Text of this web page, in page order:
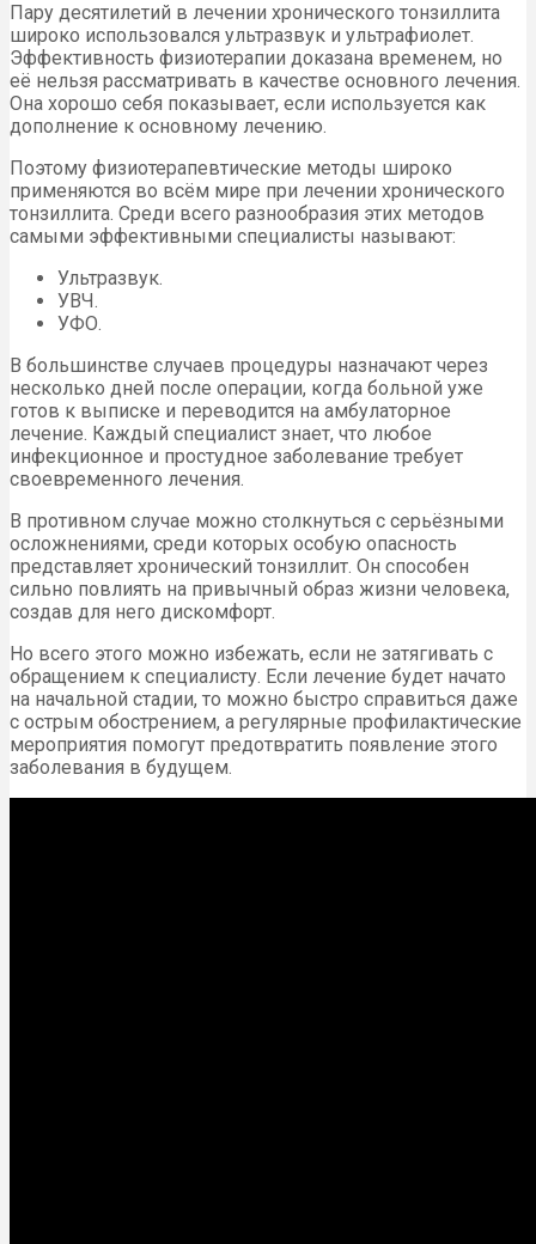
Пару десятилетий в лечении хронического тонзиллита
широко использовался ультразвук и ультрафиолет.
Эффективность физиотерапии доказана временем, но
её нельзя рассматривать в качестве основного лечения.
Она хорошо себя показывает, если используется как
дополнение к основному лечению.
Поэтому физиотерапевтические методы широко
применяются во всём мире при лечении хронического
тонзиллита. Среди всего разнообразия этих методов
самыми эффективными специалисты называют:
Ультразвук.
УВЧ.
УФО.
В большинстве случаев процедуры назначают через
несколько дней после операции, когда больной уже
готов к выписке и переводится на амбулаторное
лечение. Каждый специалист знает, что любое
инфекционное и простудное заболевание требует
своевременного лечения.
В противном случае можно столкнуться с серьёзными
осложнениями, среди которых особую опасность
представляет хронический тонзиллит. Он способен
сильно повлиять на привычный образ жизни человека,
создав для него дискомфорт.
Но всего этого можно избежать, если не затягивать с
обращением к специалисту. Если лечение будет начато
на начальной стадии, то можно быстро справиться даже
с острым обострением, а регулярные профилактические
мероприятия помогут предотвратить появление этого
заболевания в будущем.